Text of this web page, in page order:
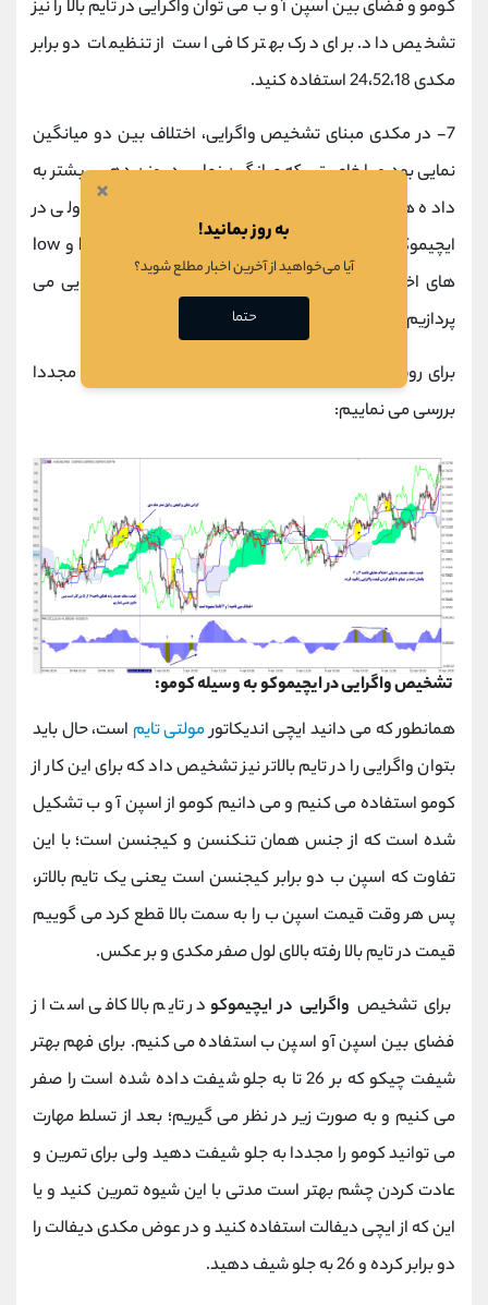
کومو و فضای بین اسپن آ و ب می توان واگرایی در تایم بالا را نیز
تشخیص داد. برای درک بهتر کافی است از تنظیمات دو برابر
مکدی 24،52،18 استفاده کنید.
7-
در مکدی مبنای تشخیص واگرایی، اختلاف بین دو میانگین
نمایی بود و با خاصیتی که میانگین نمایی در وزن دهی بیشتر به
داده های اخیر بازار دارد واگرایی مشخص می شود؛ ولی در
ایچیموکو با استفاده از تنکنسن و کیجنسن که به high و low
های اخیر بازار وزن بیشتری می دهد به تشخیص واگرایی می
پردازیم.
برای روشن شدن مطالب فوق، مثال قبلی را با ایچیموکو مجددا
بررسی می نماییم:
تشخیص واگرایی در ایچیموکو به وسیله کومو:
همانطور که می دانید ایچی اندیکاتورمولتی تایم است، حال باید
بتوان واگرایی را در تایم بالاتر نیز تشخیص داد که برای این کار از
کومو استفاده می کنیم و می دانیم کومو از اسپن آ و ب تشکیل
شده است که از جنس همان تنکنسن و کیجنسن است؛ با این
تفاوت که اسپن ب دو برابر کیجنسن است یعنی یک تایم بالاتر،
پس هر وقت قیمت اسپن ب را به سمت بالا قطع کرد می گوییم
قیمت در تایم بالا رفته بالای لول صفر مکدی و بر عکس.
برای تشخیص واگرایی در ایچیموکو در تایم بالا کافی است از
فضای بین اسپن آو اسپن ب استفاده می کنیم. برای فهم بهتر
شیفت چیکو که بر 26 تا به جلو شیفت داده شده است را صفر
می کنیم و به صورت زیر در نظر می گیریم؛ بعد از تسلط مهارت
می توانید کومو را مجددا به جلو شیفت دهید ولی برای تمرین و
عادت کردن چشم بهتر است مدتی با این شیوه تمرین کنید و یا
این که از ایچی دیفالت استفاده کنید و در عوض مکدی دیفالت را
دو برابر کرده و 26 به جلو شیف دهید.
×
به روز بمانید!
آیا می‌خواهید از آخرین اخبار مطلع شوید؟
حتما